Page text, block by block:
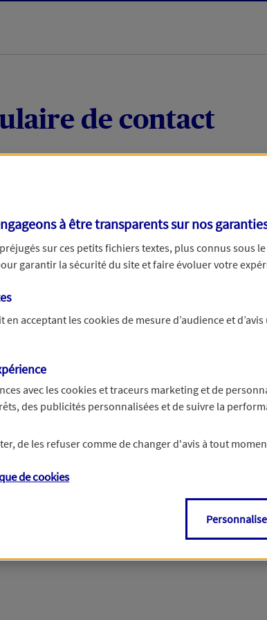
de contact
:
droits sur les informations vous concernant. Pour plus
à être transparents sur nos
sur ces petits fichiers textes, plus connus sous
garantir la sécurité du site et faire évoluer votre
en acceptant les cookies de mesure d’audience et
avec lescookies et traceurs marketing et de
des publicités personnalisées et de suivre la
de les refuser comme de changer d'avis à tout
decookies